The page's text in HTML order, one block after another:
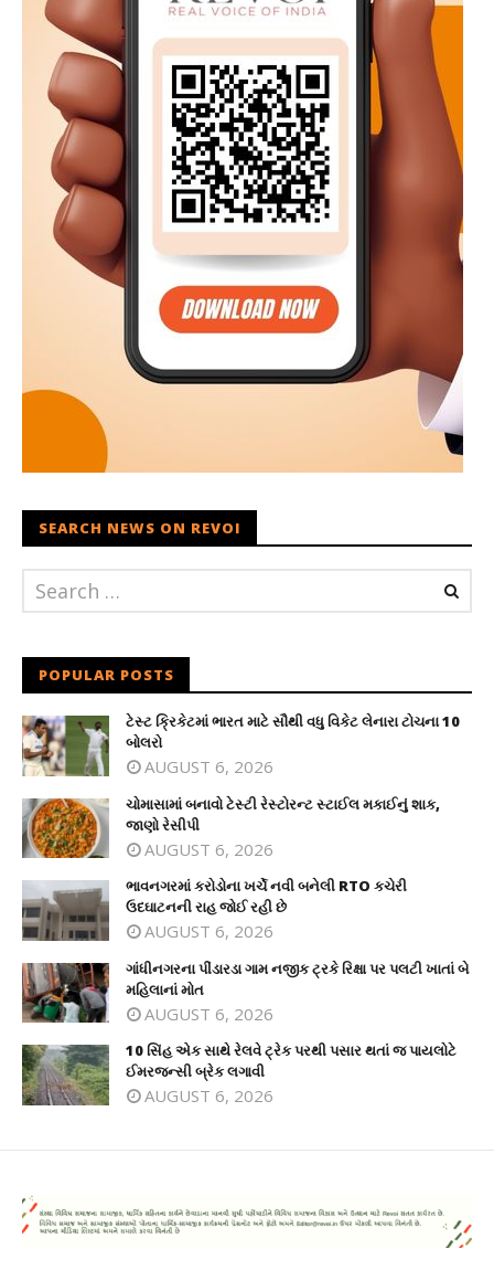
SEARCH NEWS ON REVOI
POPULAR POSTS
ટેસ્ટ ક્રિકેટમાં ભારત માટે સૌથી વધુ વિકેટ લેનારા ટોચના 10
બોલરો
AUGUST 6, 2026
ચોમાસામાં બનાવો ટેસ્ટી રેસ્ટોરન્ટ સ્ટાઈલ મકાઈનું શાક,
જાણો રેસીપી
AUGUST 6, 2026
ભાવનગરમાં કરોડોના ખર્ચે નવી બનેલી RTO કચેરી
ઉદઘાટનની રાહ જોઈ રહી છે
AUGUST 6, 2026
ગાંધીનગરના પીંડારડા ગામ નજીક ટ્રકે રિક્ષા પર પલટી ખાતાં બે
મહિલાનાં મોત
AUGUST 6, 2026
10 સિંહ એક સાથે રેલવે ટ્રેક પરથી પસાર થતાં જ પાયલોટે
ઈમરજન્સી બ્રેક લગાવી
AUGUST 6, 2026